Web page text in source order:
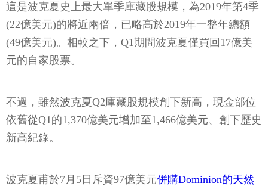
這是波克夏史上最大單季庫藏股規模，為2019年第4季
(22億美元)的將近兩倍，已略高於2019年一整年總額
(49億美元)。相較之下，Q1期間波克夏僅買回17億美
元的自家股票。
不過，雖然波克夏Q2庫藏股規模創下新高，現金部位
依舊從Q1的1,370億美元增加至1,466億美元、創下歷史
新高紀錄。
波克夏甫於7月5日斥資97億美元併購Dominion的天然